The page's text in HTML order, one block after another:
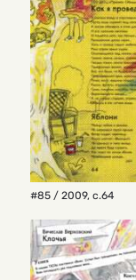
#85 / 2009, с.64